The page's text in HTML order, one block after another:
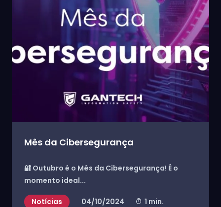
Mês da Cibersegurança
🔐 Outubro é o Mês da Cibersegurança! É o
momento ideal...
Notícias 04/10/2024 1 min.